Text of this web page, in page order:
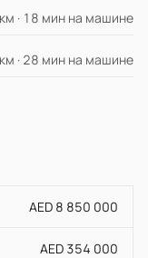
· 18 мин на машине
· 28 мин на машине
AED 8 850 000
AED 354 000